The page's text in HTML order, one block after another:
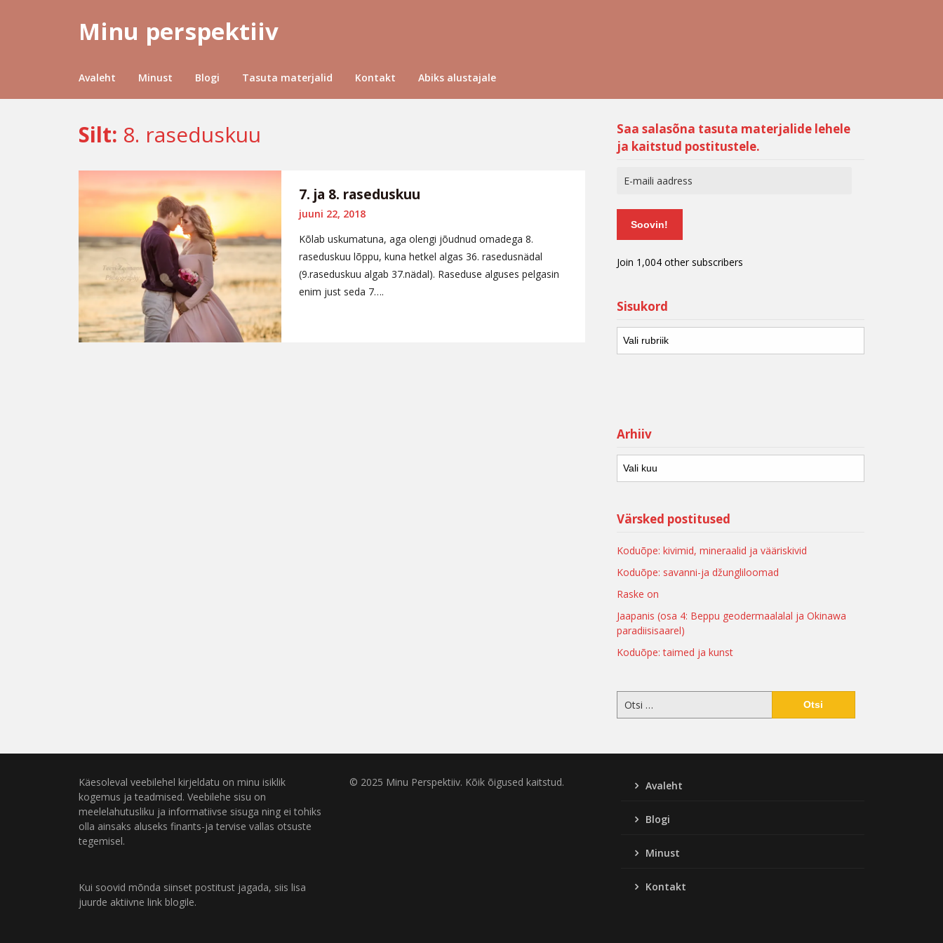
Minu perspektiiv
Avaleht Minust Blogi Tasuta materjalid Kontakt Abiks alustajale
Silt: 8. raseduskuu
7. ja 8. raseduskuu
juuni 22, 2018
Kõlab uskumatuna, aga olengi jõudnud omadega 8.
raseduskuu lõppu, kuna hetkel algas 36. rasedusnädal
(9.raseduskuu algab 37.nädal). Raseduse alguses pelgasin
enim just seda 7….
Saa salasõna tasuta materjalide lehele
ja kaitstud postitustele.
Soovin!
Join 1,004 other subscribers
Sisukord
Arhiiv
Värsked postitused
Koduõpe: kivimid, mineraalid ja vääriskivid
Koduõpe: savanni-ja džungliloomad
Raske on
Jaapanis (osa 4: Beppu geodermaalalal ja Okinawa
paradiisisaarel)
Koduõpe: taimed ja kunst
Käesoleval veebilehel kirjeldatu on minu isiklik
kogemus ja teadmised. Veebilehe sisu on
meelelahutusliku ja informatiivse sisuga ning ei tohiks
olla ainsaks aluseks finants-ja tervise vallas otsuste
tegemisel.
Kui soovid mõnda siinset postitust jagada, siis lisa
juurde aktiivne link blogile.
© 2025 Minu Perspektiiv. Kõik õigused kaitstud. Avaleht
Blogi
Minust
Kontakt